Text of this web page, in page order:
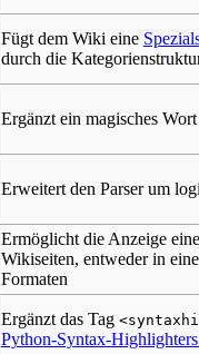
Fügt dem Wiki eine
durch die
Ergänzt ein magisches
Erweitert den Parser um
Ermöglicht die Anzeige
Wikiseiten, entweder in
Formaten
Ergänzt das Tag
Python-Syntax-Highlighters